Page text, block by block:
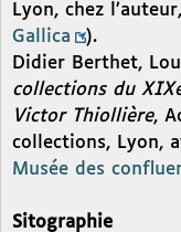
Lyon, chez
Gallica
).
Didier Berthet,
collections du
Victor Thiollière,
collections, Lyon,
Musée des
Sitographie